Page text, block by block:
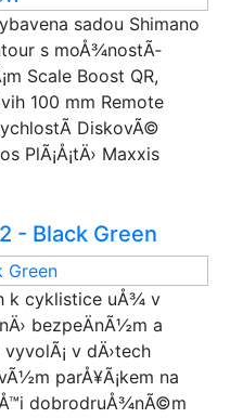
sadou Shimano
s moÅ¾nostÃ­
Scale Boost QR,
100 mm Remote
DiskovÃ©
PlÃ¡Å¡tÄ› Maxxis
- Black Green
k cyklistice uÅ¾ v
bezpeÄnÃ½m a
v dÄ›tech
parÅ¥Ã¡kem na
dobrodruÅ¾nÃ©m